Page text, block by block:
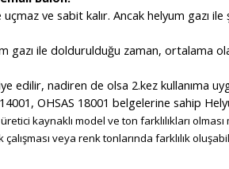
ve sabit kalır. Ancak helyum gazı
gazı ile doldurulduğu zaman, ortalama
edilir, nadiren de olsa 2.kez kullanıma
OHSAS 18001 belgelerine sahip
kaynaklı model ve ton farklılıkları
veya renk tonlarında farklılık